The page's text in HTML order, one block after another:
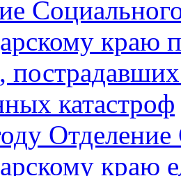
краю
катастроф
краю